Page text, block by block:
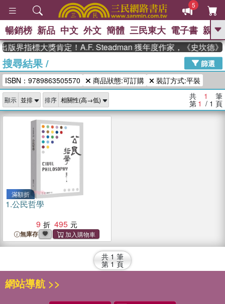
5
GO
高希均教授回憶錄
、 The Odyssey 、 父親節 、 如果歷
史是一群喵 、 暑期推薦 、 國際布克
獎 臺灣漫遊錄 、 方念華 、 台灣的李
登輝時代
數學女孩：黎曼猜想 、
偉大的迷走神經
暢銷榜 新品 中文 外文 簡體 三民東大 電子書 親子
版界指標大獎肯定！A.F. Steadman 獲年度作家，《史坎德》
搜尋結果/
篩選
ISBN：9789863505570
商品狀態:可訂購 裝訂方式:平裝
顯示 排序 共 1 筆
第 1 / 1 頁
滿額折
1.公民哲學
9
495
無庫存
共 1 筆
第 1 頁
網站導航 >>